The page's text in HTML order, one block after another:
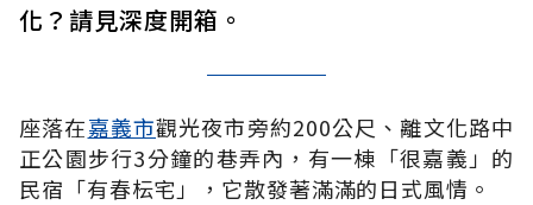
化？請見深度開箱。
座落在嘉義市觀光夜市旁約200公尺、離文化路中
正公園步行3分鐘的巷弄內，有一棟「很嘉義」的
民宿「有春枟宅」，它散發著滿滿的日式風情。